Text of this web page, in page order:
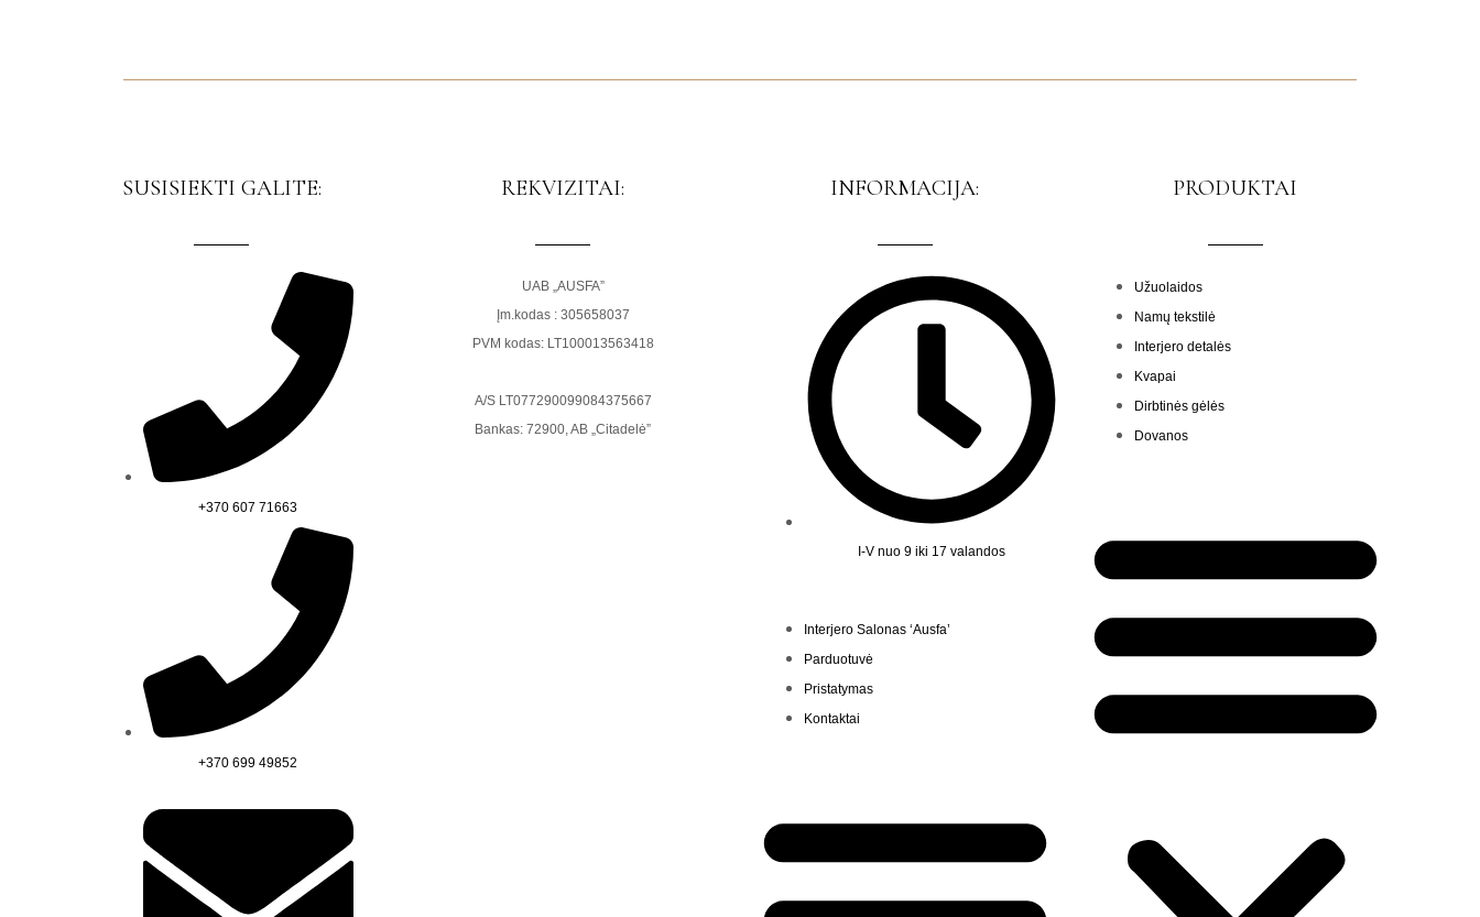
SUSISIEKTI GALITE:
+370 607 71663
+370 699 49852
REKVIZITAI:
UAB „AUSFA”
Įm.kodas : 305658037
PVM kodas: LT100013563418
A/S LT077290099084375667
Bankas: 72900, AB „Citadelė”
INFORMACIJA:
I-V nuo 9 iki 17 valandos
Interjero Salonas ‘Ausfa’
Parduotuvė
Pristatymas
Kontaktai
Menu
PRODUKTAI
Užuolaidos
Namų tekstilė
Interjero detalės
Kvapai
Dirbtinės gėlės
Dovanos